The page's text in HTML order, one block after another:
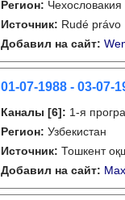
Регион: Чехословакия
Источник: Rudé právo
Добавил на сайт:
01-07-1988 - 03-07-
Каналы [6]: 1-я
Регион: Узбекистан
Источник: Тошкент
Добавил на сайт: